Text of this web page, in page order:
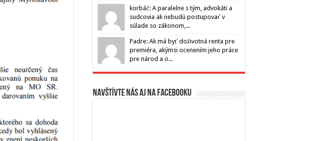
korbáč: A paralelne s tým, advokáti a
sudcovia ak nebudú postupovať v
súlade so zákonom,...
Padre: Ak má byť doživotná renta pre
premiéra, akýmsi ocenením jeho práce
pre národ a o...
Navštívte nás aj na Facebooku